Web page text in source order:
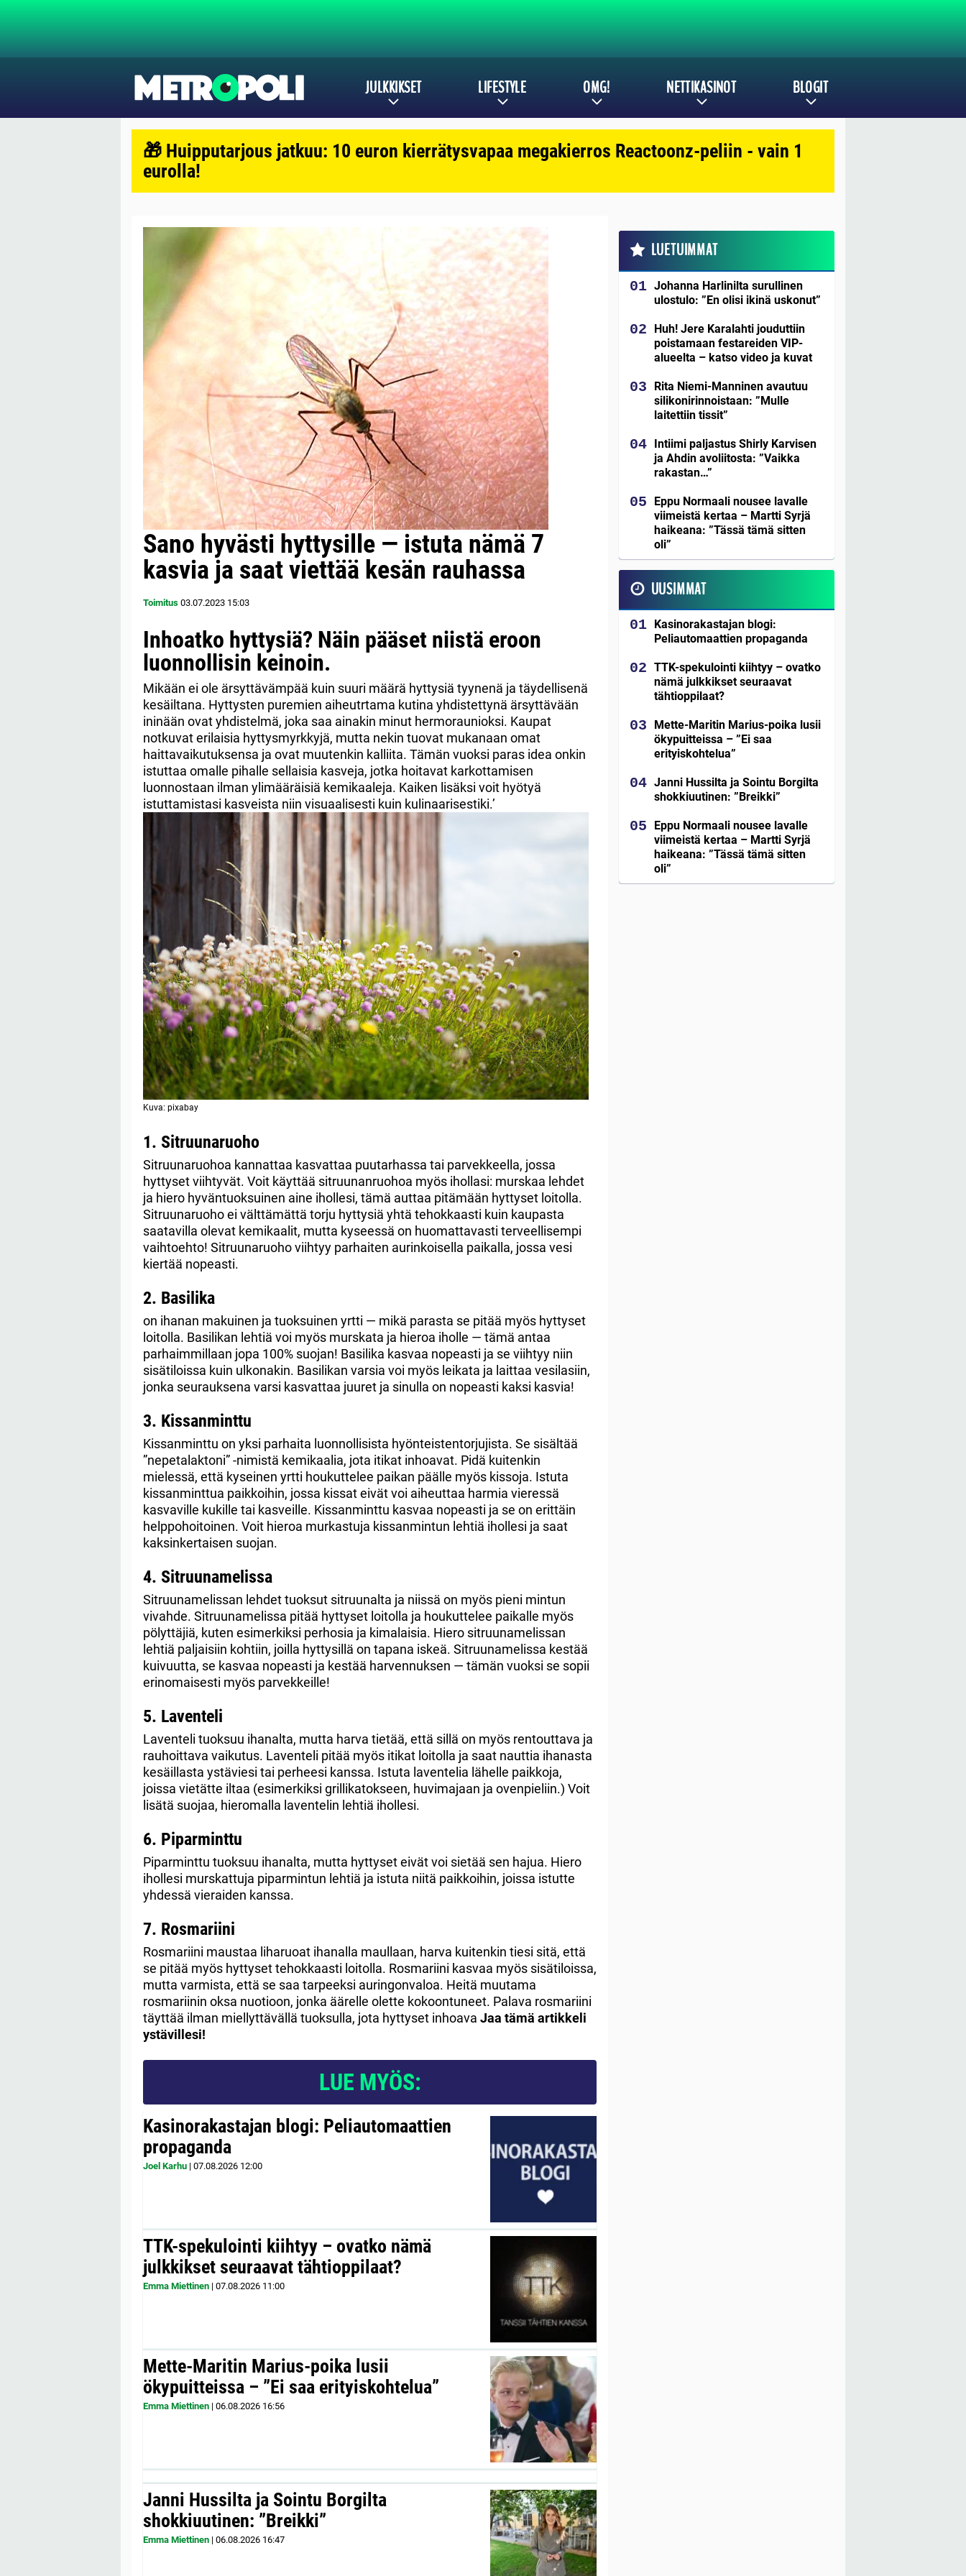
JULKKIKSET LIFESTYLE OMG! NETTIKASINOT BLOGIT
🎁 Huipputarjous jatkuu: 10 euron kierrätysvapaa megakierros Reactoonz-peliin - vain 1
eurolla!
Sano hyvästi hyttysille — istuta nämä 7
kasvia ja saat viettää kesän rauhassa
Toimitus 03.07.2023 15:03
Inhoatko hyttysiä? Näin pääset niistä eroon
luonnollisin keinoin.
Mikään ei ole ärsyttävämpää kuin suuri määrä hyttysiä tyynenä ja täydellisenä
kesäiltana. Hyttysten puremien aiheutrtama kutina yhdistettynä ärsyttävään
ininään ovat yhdistelmä, joka saa ainakin minut hermoraunioksi. Kaupat
notkuvat erilaisia hyttysmyrkkyjä, mutta nekin tuovat mukanaan omat
haittavaikutuksensa ja ovat muutenkin kalliita. Tämän vuoksi paras idea onkin
istuttaa omalle pihalle sellaisia kasveja, jotka hoitavat karkottamisen
luonnostaan ilman ylimääräisiä kemikaaleja. Kaiken lisäksi voit hyötyä
istuttamistasi kasveista niin visuaalisesti kuin kulinaarisestiki.’
Kuva: pixabay
1. Sitruunaruoho
Sitruunaruohoa kannattaa kasvattaa puutarhassa tai parvekkeella, jossa
hyttyset viihtyvät. Voit käyttää sitruunanruohoa myös ihollasi: murskaa lehdet
ja hiero hyväntuoksuinen aine ihollesi, tämä auttaa pitämään hyttyset loitolla.
Sitruunaruoho ei välttämättä torju hyttysiä yhtä tehokkaasti kuin kaupasta
saatavilla olevat kemikaalit, mutta kyseessä on huomattavasti terveellisempi
vaihtoehto! Sitruunaruoho viihtyy parhaiten aurinkoisella paikalla, jossa vesi
kiertää nopeasti.
2. Basilika
on ihanan makuinen ja tuoksuinen yrtti — mikä parasta se pitää myös hyttyset
loitolla. Basilikan lehtiä voi myös murskata ja hieroa iholle — tämä antaa
parhaimmillaan jopa 100% suojan! Basilika kasvaa nopeasti ja se viihtyy niin
sisätiloissa kuin ulkonakin. Basilikan varsia voi myös leikata ja laittaa vesilasiin,
jonka seurauksena varsi kasvattaa juuret ja sinulla on nopeasti kaksi kasvia!
3. Kissanminttu
Kissanminttu on yksi parhaita luonnollisista hyönteistentorjujista. Se sisältää
”nepetalaktoni” -nimistä kemikaalia, jota itikat inhoavat. Pidä kuitenkin
mielessä, että kyseinen yrtti houkuttelee paikan päälle myös kissoja. Istuta
kissanminttua paikkoihin, jossa kissat eivät voi aiheuttaa harmia vieressä
kasvaville kukille tai kasveille. Kissanminttu kasvaa nopeasti ja se on erittäin
helppohoitoinen. Voit hieroa murkastuja kissanmintun lehtiä ihollesi ja saat
kaksinkertaisen suojan.
4. Sitruunamelissa
Sitruunamelissan lehdet tuoksut sitruunalta ja niissä on myös pieni mintun
vivahde. Sitruunamelissa pitää hyttyset loitolla ja houkuttelee paikalle myös
pölyttäjiä, kuten esimerkiksi perhosia ja kimalaisia. Hiero sitruunamelissan
lehtiä paljaisiin kohtiin, joilla hyttysillä on tapana iskeä. Sitruunamelissa kestää
kuivuutta, se kasvaa nopeasti ja kestää harvennuksen — tämän vuoksi se sopii
erinomaisesti myös parvekkeille!
5. Laventeli
Laventeli tuoksuu ihanalta, mutta harva tietää, että sillä on myös rentouttava ja
rauhoittava vaikutus. Laventeli pitää myös itikat loitolla ja saat nauttia ihanasta
kesäillasta ystäviesi tai perheesi kanssa. Istuta laventelia lähelle paikkoja,
joissa vietätte iltaa (esimerkiksi grillikatokseen, huvimajaan ja ovenpieliin.) Voit
lisätä suojaa, hieromalla laventelin lehtiä ihollesi.
6. Piparminttu
Piparminttu tuoksuu ihanalta, mutta hyttyset eivät voi sietää sen hajua. Hiero
ihollesi murskattuja piparmintun lehtiä ja istuta niitä paikkoihin, joissa istutte
yhdessä vieraiden kanssa.
7. Rosmariini
Rosmariini maustaa liharuoat ihanalla maullaan, harva kuitenkin tiesi sitä, että
se pitää myös hyttyset tehokkaasti loitolla. Rosmariini kasvaa myös sisätiloissa,
mutta varmista, että se saa tarpeeksi auringonvaloa. Heitä muutama
rosmariinin oksa nuotioon, jonka äärelle olette kokoontuneet. Palava rosmariini
täyttää ilman miellyttävällä tuoksulla, jota hyttyset inhoava Jaa tämä artikkeli
ystävillesi!
LUE MYÖS:
Kasinorakastajan blogi: Peliautomaattien
propaganda
Joel Karhu | 07.08.2026 12:00
TTK-spekulointi kiihtyy – ovatko nämä
julkkikset seuraavat tähtioppilaat?
Emma Miettinen | 07.08.2026 11:00
Mette-Maritin Marius-poika lusii
ökypuitteissa – ”Ei saa erityiskohtelua”
Emma Miettinen | 06.08.2026 16:56
Janni Hussilta ja Sointu Borgilta
shokkiuutinen: ”Breikki”
Emma Miettinen | 06.08.2026 16:47
LUETUIMMAT
Johanna Harlinilta surullinen
ulostulo: ”En olisi ikinä uskonut”
Huh! Jere Karalahti jouduttiin
poistamaan festareiden VIP-
alueelta – katso video ja kuvat
Rita Niemi-Manninen avautuu
silikonirinnoistaan: ”Mulle
laitettiin tissit”
Intiimi paljastus Shirly Karvisen
ja Ahdin avoliitosta: ”Vaikka
rakastan…”
Eppu Normaali nousee lavalle
viimeistä kertaa – Martti Syrjä
haikeana: ”Tässä tämä sitten
oli”
UUSIMMAT
Kasinorakastajan blogi:
Peliautomaattien propaganda
TTK-spekulointi kiihtyy – ovatko
nämä julkkikset seuraavat
tähtioppilaat?
Mette-Maritin Marius-poika lusii
ökypuitteissa – ”Ei saa
erityiskohtelua”
Janni Hussilta ja Sointu Borgilta
shokkiuutinen: ”Breikki”
Eppu Normaali nousee lavalle
viimeistä kertaa – Martti Syrjä
haikeana: ”Tässä tämä sitten
oli”